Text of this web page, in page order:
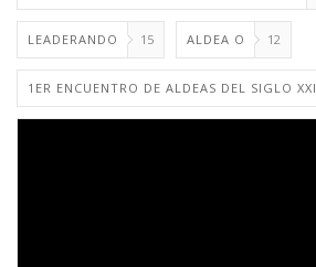
LEADERANDO 15 ALDEA O 12
1ER ENCUENTRO DE ALDEAS DEL SIGLO XXI